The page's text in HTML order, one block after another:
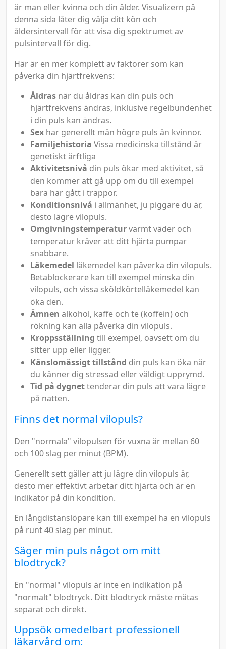
är man eller kvinna och din ålder. Visualizern på
denna sida låter dig välja ditt kön och
åldersintervall för att visa dig spektrumet av
pulsintervall för dig.
Här är en mer komplett av faktorer som kan
påverka din hjärtfrekvens:
Åldras när du åldras kan din puls och
hjärtfrekvens ändras, inklusive regelbundenhet
i din puls kan ändras.
Sex har generellt män högre puls än kvinnor.
Familjehistoria Vissa medicinska tillstånd är
genetiskt ärftliga
Aktivitetsnivå din puls ökar med aktivitet, så
den kommer att gå upp om du till exempel
bara har gått i trappor.
Konditionsnivå i allmänhet, ju piggare du är,
desto lägre vilopuls.
Omgivningstemperaturvarmt väder och
temperatur kräver att ditt hjärta pumpar
snabbare.
Läkemedel läkemedel kan påverka din vilopuls.
Betablockerare kan till exempel minska din
vilopuls, och vissa sköldkörtelläkemedel kan
öka den.
Ämnen alkohol, kaffe och te (koffein) och
rökning kan alla påverka din vilopuls.
Kroppsställning till exempel, oavsett om du
sitter upp eller ligger.
Känslomässigt tillstånd din puls kan öka när
du känner dig stressad eller väldigt upprymd.
Tid på dygnettenderar din puls att vara lägre
på natten.
Finns det normal vilopuls?
Den "normala" vilopulsen för vuxna är mellan 60
och 100 slag per minut (BPM).
Generellt sett gäller att ju lägre din vilopuls är,
desto mer effektivt arbetar ditt hjärta och är en
indikator på din kondition.
En långdistanslöpare kan till exempel ha en vilopuls
på runt 40 slag per minut.
Säger min puls något om mitt
blodtryck?
En "normal" vilopuls är inte en indikation på
"normalt" blodtryck. Ditt blodtryck måste mätas
separat och direkt.
Uppsök omedelbart professionell
läkarvård om: